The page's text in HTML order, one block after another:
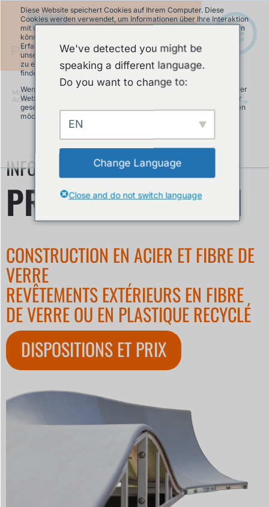
Diese Website speichert Cookies auf Ihrem Computer. Diese
Cookies werden verwendet, um Informationen über Ihre Interaktion
mit unserer Website zu erfassen und damit wir uns an Sie erinnern
können. Wir nutzen diese Informationen, um Ihre Website-
Erfahrung zu optimieren und um Analysen und Kennzahlen über
unsere Besucher auf dieser Website und anderen Medien-Seiten
zu erstellen. Mehr Infos über die von uns eingesetzten Cookies
finden Sie in unserer Datenschutzrichtlinie.
Wenn Sie ablehnen, werden Ihre Informationen beim Besuch dieser
Website nicht erfasst. Ein einzelnes Cookie wird in Ihrem Browser
gesetzt, um daran zu erinnern, dass Sie nicht nachverfolgt werden
möchten.
Modular Pumptrack
Acier
INFORMATIONS & DÉTAILS
PREMIUM EDITION
CONSTRUCTION EN ACIER ET FIBRE DE
VERRE
REVÊTEMENTS EXTÉRIEURS EN FIBRE
DE VERRE OU EN PLASTIQUE RECYCLÉ
DISPOSITIONS ET PRIX
We've detected you might be
speaking a different language.
Do you want to change to:
EN
Change Language
Close and do not switch language